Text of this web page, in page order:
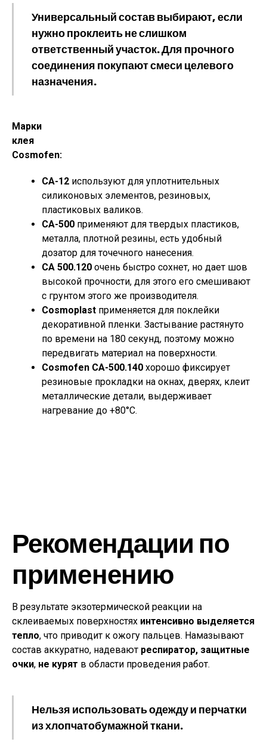
Универсальный состав выбирают, если
нужно проклеить не слишком
ответственный участок. Для прочного
соединения покупают смеси целевого
назначения.
Марки
клея
Cosmofen:
СА-12 используют для уплотнительных
силиконовых элементов, резиновых,
пластиковых валиков.
СА-500 применяют для твердых пластиков,
металла, плотной резины, есть удобный
дозатор для точечного нанесения.
СА 500.120 очень быстро сохнет, но дает шов
высокой прочности, для этого его смешивают
с грунтом этого же производителя.
Cosmoplast применяется для поклейки
декоративной пленки. Застывание растянуто
по времени на 180 секунд, поэтому можно
передвигать материал на поверхности.
Cosmofen СА-500.140 хорошо фиксирует
резиновые прокладки на окнах, дверях, клеит
металлические детали, выдерживает
нагревание до +80°С.
Рекомендации по
применению
В результате экзотермической реакции на
склеиваемых поверхностях интенсивно выделяется
тепло, что приводит к ожогу пальцев. Намазывают
состав аккуратно, надевают респиратор, защитные
очки, не курят в области проведения работ.
Нельзя использовать одежду и перчатки
из хлопчатобумажной ткани.